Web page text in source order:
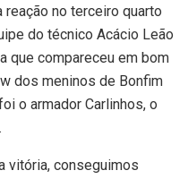
no terceiro quarto
do técnico Acácio Leão
que compareceu em bom
dos meninos de Bonfim
o armador Carlinhos, o
vitória, conseguimos